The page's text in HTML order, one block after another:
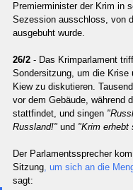
Premierminister der Krim in
Sezession ausschloss, von
ausgebuht wurde.
26/2 - Das Krimparlament
Sondersitzung, um die Krise
Kiew zu diskutieren.
vor dem Gebäude, während
stattfindet, und singen
Russland!" und "Krim erhebt
Der Parlamentssprecher
Sitzung, um sich an die
sagt: